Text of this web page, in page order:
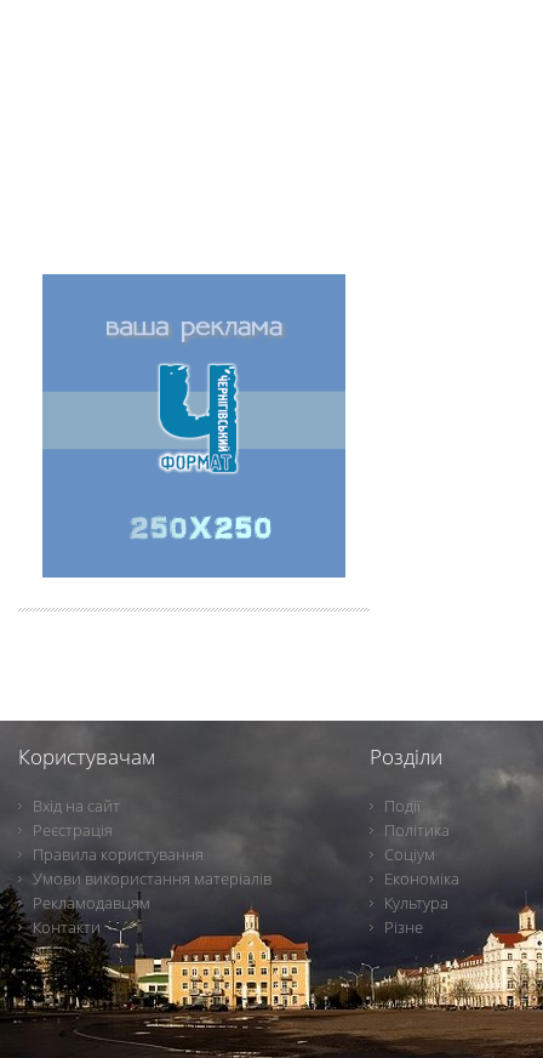
Користувачам
Вхід на сайт
Реєстрація
Правила користування
Умови використання матеріалів
Рекламодавцям
Контакти
Розділи
Події
Політика
Соціум
Економіка
Культура
Різне